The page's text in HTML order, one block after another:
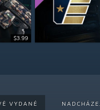
$3.99
$7.99
$49.99
VYDANÉ